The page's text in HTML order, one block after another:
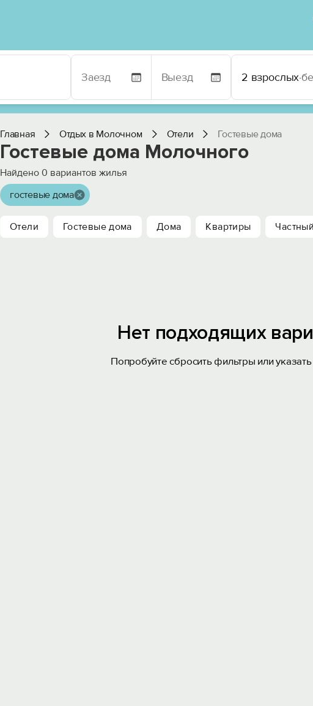
2 взрослых·
Главная Отдых в Молочном Отели Гостевые дома
Гостевые дома Молочного
Найдено 0 вариантов жилья
гостевые дома
Отели Гостевые дома Дома Квартиры
Нет подходящих
Попробуйте сбросить фильтры или